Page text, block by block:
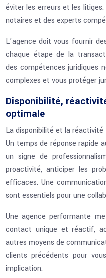
éviter les erreurs et les
notaires et des experts
L’agence doit vous fournir
chaque étape de la
des compétences juridiques
complexes et vous protéger
Disponibilité,
optimale
La disponibilité et la
Un temps de réponse rapide
un signe de
proactivité, anticiper les
efficaces. Une
sont essentiels pour une
Une agence performante
contact unique et réactif,
autres moyens de
clients précédents pour
implication.